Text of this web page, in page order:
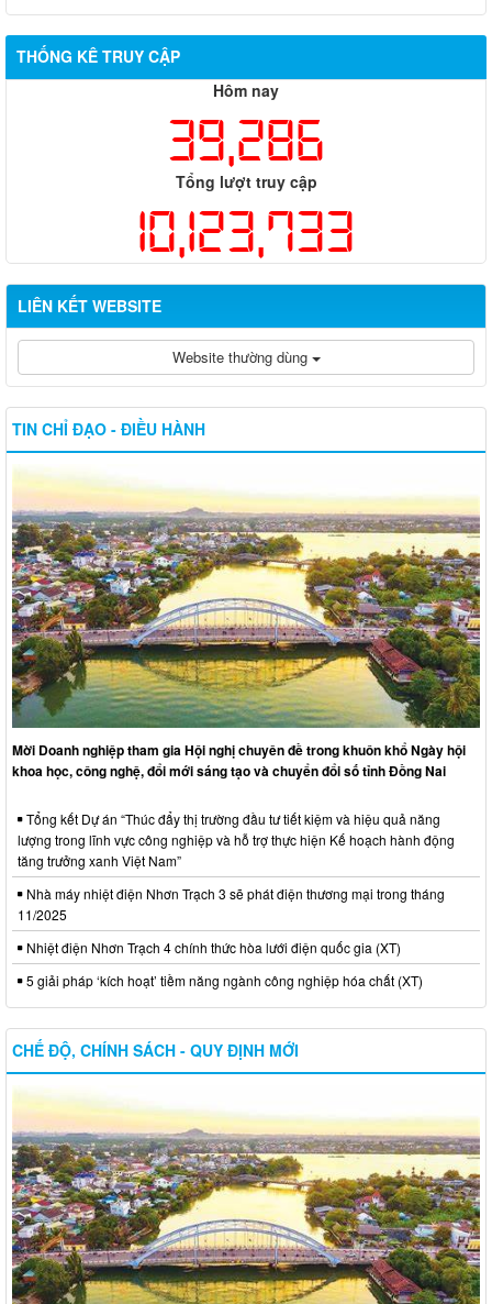
THỐNG KÊ TRUY CẬP
Hôm nay
39,286
Tổng lượt truy cập
10,123,733
LIÊN KẾT WEBSITE
Website thường dùng
TIN CHỈ ĐẠO - ĐIỀU HÀNH
Mời Doanh nghiệp tham gia Hội nghị chuyên đề trong khuôn khổ Ngày hội
khoa học, công nghệ, đổi mới sáng tạo và chuyển đổi số tỉnh Đồng Nai
Tổng kết Dự án “Thúc đẩy thị trường đầu tư tiết kiệm và hiệu quả năng
lượng trong lĩnh vực công nghiệp và hỗ trợ thực hiện Kế hoạch hành động
tăng trưởng xanh Việt Nam”
Nhà máy nhiệt điện Nhơn Trạch 3 sẽ phát điện thương mại trong tháng
11/2025
Nhiệt điện Nhơn Trạch 4 chính thức hòa lưới điện quốc gia (XT)
5 giải pháp ‘kích hoạt’ tiềm năng ngành công nghiệp hóa chất (XT)
CHẾ ĐỘ, CHÍNH SÁCH - QUY ĐỊNH MỚI